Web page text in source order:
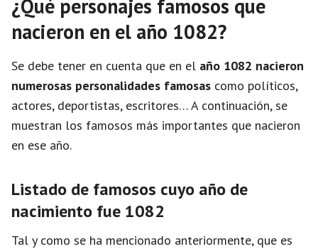
¿Qué personajes famosos que
nacieron en el año 1082?
Se debe tener en cuenta que en el año 1082 nacieron
numerosas personalidades famosas como políticos,
actores, deportistas, escritores… A continuación, se
muestran los famosos más importantes que nacieron
en ese año.
Listado de famosos cuyo año de
nacimiento fue 1082
Tal y como se ha mencionado anteriormente, que es